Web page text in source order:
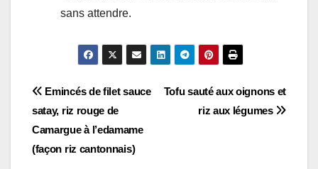
sans attendre.
Navigation
de
l’article
Tofu sauté aux oignons et
riz aux légumes
Emincés de filet sauce
satay, riz rouge de
Camargue à l’edamame
(façon riz cantonnais)